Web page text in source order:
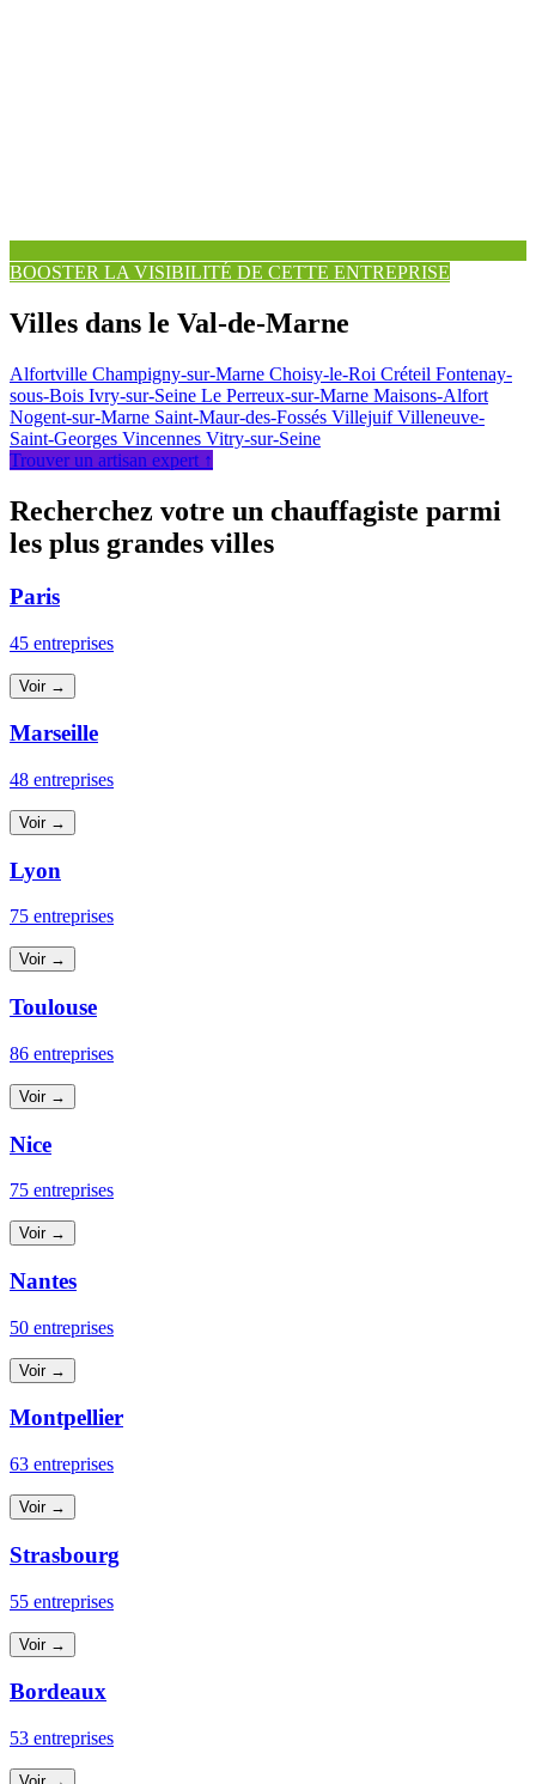
BOOSTER LA VISIBILITÉ DE CETTE ENTREPRISE
Villes dans le Val-de-Marne
Alfortville Champigny-sur-Marne Choisy-le-Roi Créteil Fontenay-
sous-Bois Ivry-sur-Seine Le Perreux-sur-Marne Maisons-Alfort
Nogent-sur-Marne Saint-Maur-des-Fossés VillejuifVilleneuve-
Saint-Georges Vincennes Vitry-sur-Seine
Trouver un artisan expert ↑
Recherchez votre un chauffagiste parmi
les plus grandes villes
Paris
45 entreprises
Voir →
Marseille
48 entreprises
Voir →
Lyon
75 entreprises
Voir →
Toulouse
86 entreprises
Voir →
Nice
75 entreprises
Voir →
Nantes
50 entreprises
Voir →
Montpellier
63 entreprises
Voir →
Strasbourg
55 entreprises
Voir →
Bordeaux
53 entreprises